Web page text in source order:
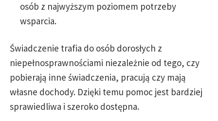
osób z najwyższym poziomem potrzeby
wsparcia.
Świadczenie trafia do osób dorosłych z
niepełnosprawnościami niezależnie od tego, czy
pobierają inne świadczenia, pracują czy mają
własne dochody. Dzięki temu pomoc jest bardziej
sprawiedliwa i szeroko dostępna.